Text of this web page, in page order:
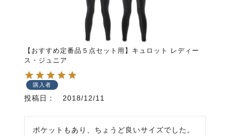
【おすすめ定番品５点セット用】キュロット レディー
ス・ジュニア
購入者
投稿日 2018/12/11
ポケットもあり、ちょうど良いサイズでした。